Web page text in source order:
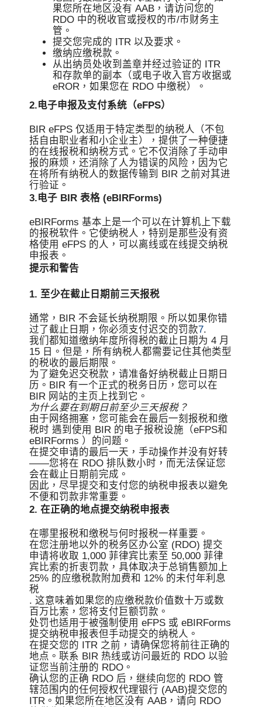
果您所在地区没有 AAB，请访问您的
RDO 中的税收官或授权的市/市财务主
管。
提交您完成的 ITR 以及要求。
缴纳应缴税款。
从出纳员处收到盖章并经过验证的 ITR
和存款单的副本（或电子收入官方收据或
eROR，如果您在 RDO 中缴税）。
2.电子申报及支付系统（eFPS）
BIR eFPS 仅适用于特定类型的纳税人（不包
括自由职业者和小企业主），提供了一种便捷
的在线报税和纳税方式。它不仅消除了手动申
报的麻烦，还消除了人为错误的风险，因为它
在将所有纳税人的数据传输到 BIR 之前对其进
行验证。
3.电子 BIR 表格 (eBIRForms)
eBIRForms 基本上是一个可以在计算机上下载
的报税软件。它使纳税人，特别是那些没有资
格使用 eFPS 的人，可以离线或在线提交纳税
申报表。
提示和警告
1. 至少在截止日期前三天报税
通常，BIR 不会延长纳税期限。所以如果你错
过了截止日期，你必须支付迟交的罚款7.
我们都知道缴纳年度所得税的截止日期为 4 月
15 日。但是，所有纳税人都需要记住其他类型
的税收的最后期限。
为了避免迟交税款，请准备好纳税截止日期日
历。BIR 有一个正式的税务日历，您可以在
BIR 网站的主页上找到它。
为什么要在到期日前至少三天报税？
由于网络拥塞，您可能会在最后一刻报税和缴
税时 遇到使用 BIR 的电子报税设施（eFPS和
eBIRForms ）的问题。
在提交申请的最后一天，手动操作并没有好转
——您将在 RDO 排队数小时，而无法保证您
会在截止日期前完成。
因此，尽早提交和支付您的纳税申报表以避免
不便和罚款非常重要。
2. 在正确的地点提交纳税申报表
在哪里报税和缴税与何时报税一样重要。
在您注册地以外的税务区办公室 (RDO) 提交
申请将收取 1,000 菲律宾比索至 50,000 菲律
宾比索的折衷罚款，具体取决于总销售额加上
25% 的应缴税款附加费和 12% 的未付年利息
税
. 这意味着如果您的应缴税款价值数十万或数
百万比索，您将支付巨额罚款。
处罚也适用于被强制使用 eFPS 或 eBIRForms
提交纳税申报表但手动提交的纳税人。
在提交您的 ITR 之前，请确保您将前往正确的
地点。联系 BIR 热线或访问最近的 RDO 以验
证您当前注册的 RDO。
确认您的正确 RDO 后，继续向您的 RDO 管
辖范围内的任何授权代理银行 (AAB)提交您的
ITR。如果您所在地区没有 AAB，请向 RDO